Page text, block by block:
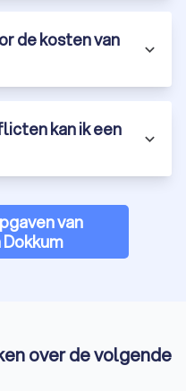
een weloverwogen keuze
een succesvolle
een
kan een
te verbeteren,
te krijgen en samen tot
de kosten van
kan ik een
van
over de volgende